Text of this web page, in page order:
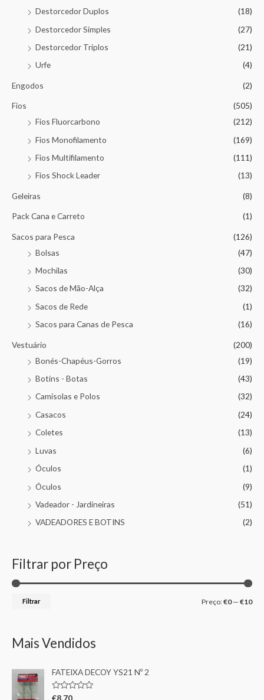
Destorcedor Duplos
(18)
Destorcedor Simples
(27)
Destorcedor Triplos
(21)
Urfe
(4)
Engodos (2)
Fios
(505)
Fios Fluorcarbono
(212)
Fios Monofilamento
(169)
Fios Multifilamento
(111)
Fios Shock Leader
(13)
Geleiras (8)
Pack Cana e Carreto (1)
Sacos para Pesca
(126)
Bolsas
(47)
Mochilas
(30)
Sacos de Mão-Alça
(32)
Sacos de Rede
(1)
Sacos para Canas de Pesca
(16)
Vestuário
(200)
Bonés-Chapéus-Gorros
(19)
Botins - Botas
(43)
Camisolas e Polos
(32)
Casacos
(24)
Coletes
(13)
Luvas
(6)
Óculos
(1)
Óculos
(9)
Vadeador - Jardineiras
(51)
VADEADORES E BOTINS
(2)
Filtrar por Preço
Filtrar Preço:€0— €10
Mais Vendidos
FATEIXA DECOY YS21 Nº 2
A
€8,70